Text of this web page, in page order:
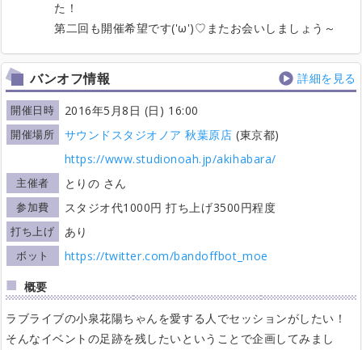
た！
第二回も開催希望です('ω')♡またお会いしましょう～
バンオフ情報 詳細を見る
開催日時 2016年5月8日 (日) 16:00
開催場所 サウンドスタジオノア 秋葉原店 (東京都)
https://www.studionoah.jp/akihabara/
主催者 とりの さん
参加費 スタジオ代1000円 打ち上げ3500円程度
打ち上げ あり
ボット
https://twitter.com/bandoffbot_moe
概要
ラブライブの小泉花陽ちゃんを愛する人でセッションがしたい！
そんなイベントの足跡を残したいということで企画してみまし